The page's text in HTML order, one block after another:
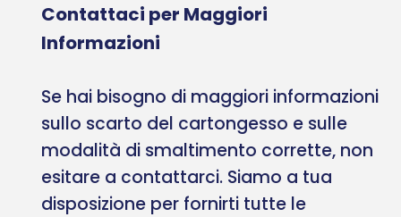
Contattaci per Maggiori
Informazioni
Se hai bisogno di maggiori informazioni
sullo scarto del cartongesso e sulle
modalità di smaltimento corrette, non
esitare a contattarci. Siamo a tua
disposizione per fornirti tutte le